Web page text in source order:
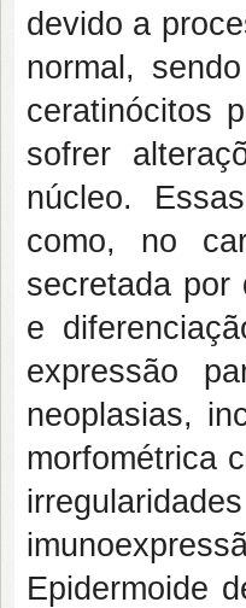
devido a
normal,
ceratinócitos
sofrer
núcleo.
como, no
secretada por
e
expressão
neoplasias,
morfométrica
Epidermoide